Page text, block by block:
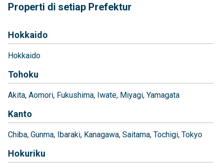
Properti di setiap Prefektur
Hokkaido
Hokkaido
Tohoku
Akita Aomori Fukushima Iwate Miyagi Yamagata
Kanto
Chiba Gunma Ibaraki Kanagawa Saitama Tochigi Tokyo
Hokuriku